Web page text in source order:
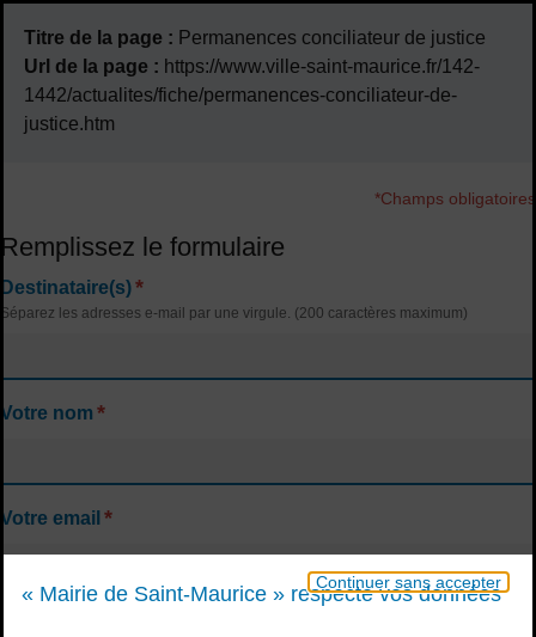
Continuer sans accepter
« Mairie de Saint-Maurice » respecte vos données
Titre de la page : Permanences conciliateur de justice
Url de la page : https://www.ville-saint-maurice.fr/142-
1442/actualites/fiche/permanences-conciliateur-de-
justice.htm
*Champs obligatoires
Remplissez le formulaire
Destinataire(s)*
Séparez les adresses e-mail par une virgule. (200 caractères maximum)
Votre nom *
Votre email *